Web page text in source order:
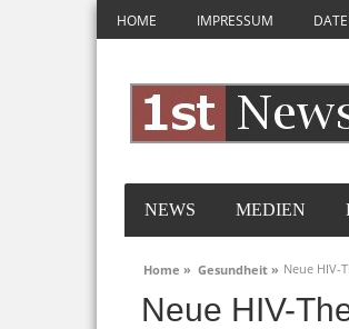
HOME IMPRESSUM
NEWS MEDIEN
Home » Gesundheit » Neue HIV-
Neue HIV-